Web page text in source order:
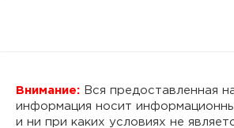
Внимание: Вся предоставленная
информация носит
и ни при каких условиях не